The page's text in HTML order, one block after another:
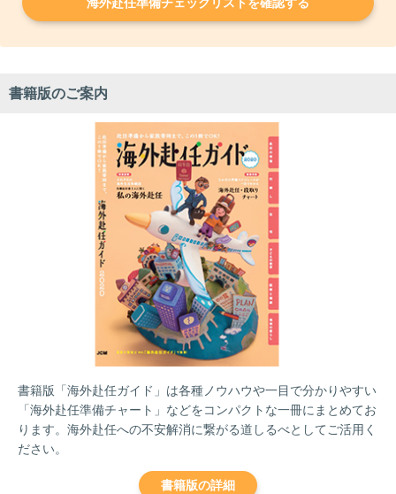
海外赴任準備チェックリストを確認する
書籍版のご案内
書籍版「海外赴任ガイド」は各種ノウハウや一目で分かりやすい
「海外赴任準備チャート」などをコンパクトな一冊にまとめてお
ります。海外赴任への不安解消に繋がる道しるべとしてご活用く
ださい。
書籍版の詳細